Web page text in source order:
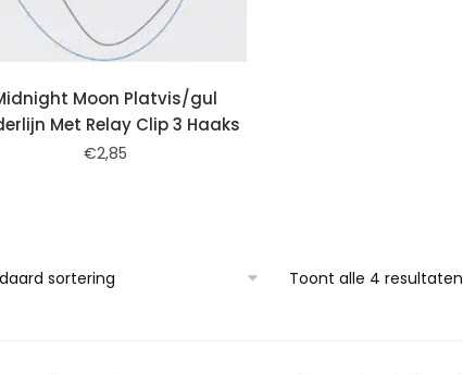
Moon Platvis/gul
Met Relay Clip 3 Haaks
€2,85
Toont alle 4 resultaten